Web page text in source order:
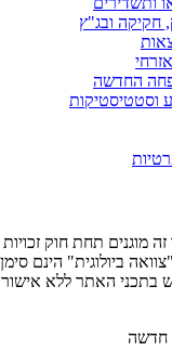
חקיקה ובג"ץ
החדשה
וסטטיסטיקות
מוגנים תחת חוק זכויות
ביולוגית" הינם
האתר ללא אישור
חדשה